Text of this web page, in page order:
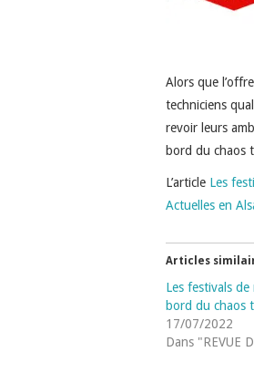
Alors que
techniciens
revoir leurs
bord du chaos
L’article Les
Actuelles en
Articles
Les festivals de
bord du chaos
17/07/2022
Dans "REVUE